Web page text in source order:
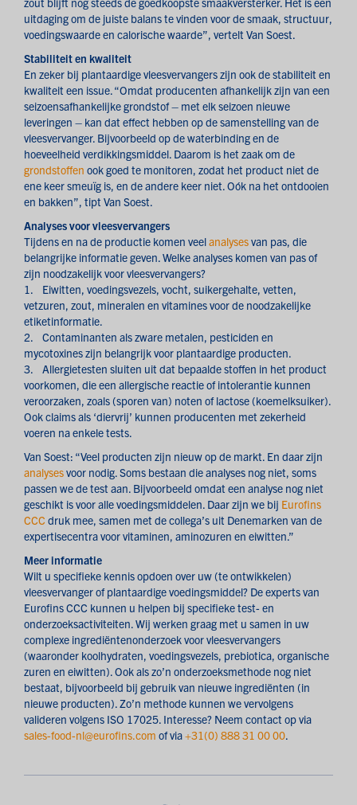
uitdaging om de juiste balans te vinden voor de smaak, structuur,
voedingswaarde en calorische waarde”, vertelt Van Soest.
Stabiliteit en kwaliteit
En zeker bij plantaardige vleesvervangers zijn ook de stabiliteit en
kwaliteit een issue. “Omdat producenten afhankelijk zijn van een
seizoensafhankelijke grondstof – met elk seizoen nieuwe
leveringen – kan dat effect hebben op de samenstelling van de
vleesvervanger. Bijvoorbeeld op de waterbinding en de
hoeveelheid verdikkingsmiddel. Daarom is het zaak om de
grondstoffen ook goed te monitoren, zodat het product niet de
ene keer smeuïg is, en de andere keer niet. Oók na het ontdooien
en bakken”, tipt Van Soest.
Analyses voor vleesvervangers
Tijdens en na de productie komen veelanalysesvan pas, die
belangrijke informatie geven. Welke analyses komen van pas of
zijn noodzakelijk voor vleesvervangers?
1. Eiwitten, voedingsvezels, vocht, suikergehalte, vetten,
vetzuren, zout, mineralen en vitamines voor de noodzakelijke
etiketinformatie.
2. Contaminanten als zware metalen, pesticiden en
mycotoxines zijn belangrijk voor plantaardige producten.
3. Allergietesten sluiten uit dat bepaalde stoffen in het product
voorkomen, die een allergische reactie of intolerantie kunnen
veroorzaken, zoals (sporen van) noten of lactose (koemelksuiker).
Ook claims als ‘diervrij’ kunnen producenten met zekerheid
voeren na enkele tests.
Van Soest: “Veel producten zijn nieuw op de markt. En daar zijn
analysesvoor nodig. Soms bestaan die analyses nog niet, soms
passen we de test aan. Bijvoorbeeld omdat een analyse nog niet
geschikt is voor alle voedingsmiddelen. Daar zijn we bij Eurofins
CCC druk mee, samen met de collega’s uit Denemarken van de
expertisecentra voor vitaminen, aminozuren en eiwitten.”
Meer informatie
Wilt u specifieke kennis opdoen over uw (te ontwikkelen)
vleesvervanger of plantaardige voedingsmiddel? De experts van
Eurofins CCC kunnen u helpen bij specifieke test- en
onderzoeksactiviteiten. Wij werken graag met u samen in uw
complexe ingrediëntenonderzoek voor vleesvervangers
(waaronder koolhydraten, voedingsvezels, prebiotica, organische
zuren en eiwitten). Ook als zo’n onderzoeksmethode nog niet
bestaat, bijvoorbeeld bij gebruik van nieuwe ingrediënten (in
nieuwe producten). Zo’n methode kunnen we vervolgens
valideren volgens ISO 17025. Interesse? Neem contact op via
sales-food-nl@eurofins.com of via+31(0) 888 31 00 00.